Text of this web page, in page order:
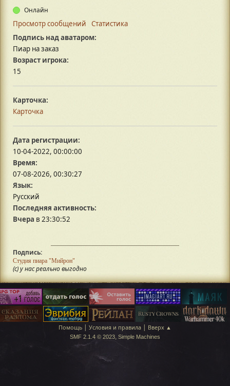
Онлайн
Просмотр сообщений
Статистика
Подпись над аватаром:
Пиар на заказ
Возраст игрока:
15
Карточка:
Карточка
Дата регистрации:
10-04-2022, 00:00:00
Время:
07-08-2026, 00:30:27
Язык:
Русский
Последняя активность:
Вчера в 23:30:52
Подпись:
Студия пиара "Мийрон"
(с) у нас реально выгодно
Помощь | Условия и правила | Вверх ▲
SMF 2.1.4 © 2023, Simple Machines